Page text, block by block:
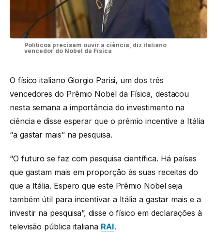
Políticos precisam ouvir a ciência, diz italiano
vencedor do Nobel da Física
O físico italiano Giorgio Parisi, um dos três
vencedores do Prêmio Nobel da Física, destacou
nesta semana a importância do investimento na
ciência e disse esperar que o prêmio incentive a Itália
“a gastar mais” na pesquisa.
“O futuro se faz com pesquisa científica. Há países
que gastam mais em proporção às suas receitas do
que a Itália. Espero que este Prêmio Nobel seja
também útil para incentivar a Itália a gastar mais e a
investir na pesquisa”, disse o físico em declarações à
televisão pública italiana RAI.